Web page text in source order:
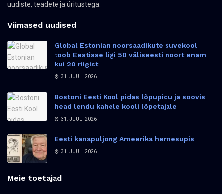
uudiste, teadete ja üritustega.
Viimased uudised
Global Estonian noorsaadikute suvekool
toob Eestisse ligi 50 väliseesti noort enam
kui 20 riigist
31. JUULI 2026
Bostoni Eesti Kool pidas lõpupidu ja soovis
head lendu kahele kooli lõpetajale
31. JUULI 2026
Eesti kanapuljong Ameerika hernesupis
31. JUULI 2026
Meie toetajad